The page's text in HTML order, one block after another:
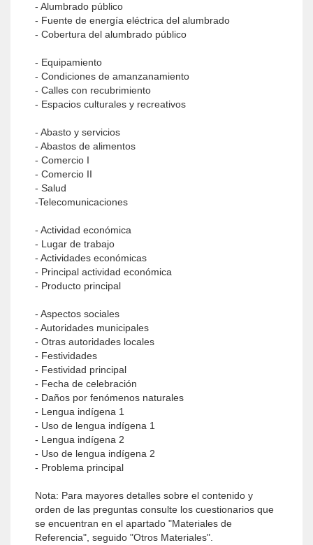
- Alumbrado público
- Fuente de energía eléctrica del alumbrado
- Cobertura del alumbrado público
- Equipamiento
- Condiciones de amanzanamiento
- Calles con recubrimiento
- Espacios culturales y recreativos
- Abasto y servicios
- Abastos de alimentos
- Comercio I
- Comercio II
- Salud
-Telecomunicaciones
- Actividad económica
- Lugar de trabajo
- Actividades económicas
- Principal actividad económica
- Producto principal
- Aspectos sociales
- Autoridades municipales
- Otras autoridades locales
- Festividades
- Festividad principal
- Fecha de celebración
- Daños por fenómenos naturales
- Lengua indígena 1
- Uso de lengua indígena 1
- Lengua indígena 2
- Uso de lengua indígena 2
- Problema principal
Nota: Para mayores detalles sobre el contenido y
orden de las preguntas consulte los cuestionarios que
se encuentran en el apartado "Materiales de
Referencia", seguido "Otros Materiales".